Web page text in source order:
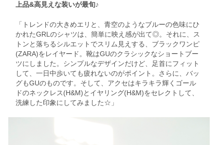
上品&高見えな装いが最旬♪
「トレンドの大きめエリと、青空のようなブルーの色味にひ
かれたGRLのシャツは、簡単に映え感が出て◎。それに、ス
トンと落ちるシルエットでスリム見えする、ブラックワンピ
(ZARA)をレイヤード。靴はGUのクラシックなショートブー
ツにしました。シンプルなデザインだけど、足首にフィット
して、一日中歩いても疲れないのがポイント。さらに、バッ
グもGUのものです。そして、アクセはキラキラ輝くゴール
ドのネックレス(H&M)とイヤリング(H&M)をセレクトして、
洗練した印象にしてみました☆」